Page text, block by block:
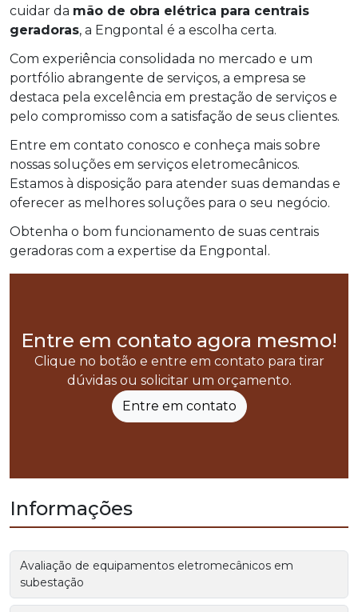
cuidar da mão de obra elétrica para centrais
geradoras, a Engpontal é a escolha certa.
Com experiência consolidada no mercado e um
portfólio abrangente de serviços, a empresa se
destaca pela excelência em prestação de serviços e
pelo compromisso com a satisfação de seus clientes.
Entre em contato conosco e conheça mais sobre
nossas soluções em serviços eletromecânicos.
Estamos à disposição para atender suas demandas e
oferecer as melhores soluções para o seu negócio.
Obtenha o bom funcionamento de suas centrais
geradoras com a expertise da Engpontal.
Entre em contato agora mesmo!
Clique no botão e entre em contato para tirar
dúvidas ou solicitar um orçamento.
Entre em contato
Informações
Avaliação de equipamentos eletromecânicos em
subestação